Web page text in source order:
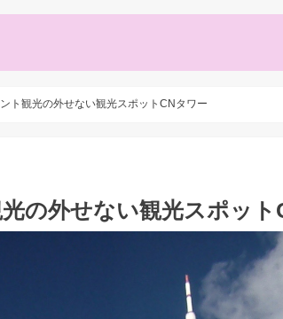
ト観光の外せない観光スポットCNタワー
の外せない観光スポット